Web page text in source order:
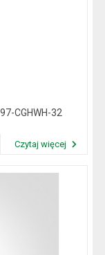
CGHWH-32
Czytaj więcej